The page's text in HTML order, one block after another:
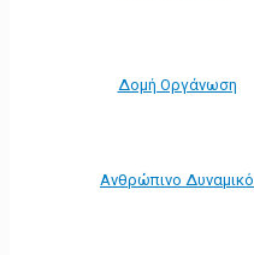
Δομή Οργάνωση
Ανθρώπινο Δυναμικό